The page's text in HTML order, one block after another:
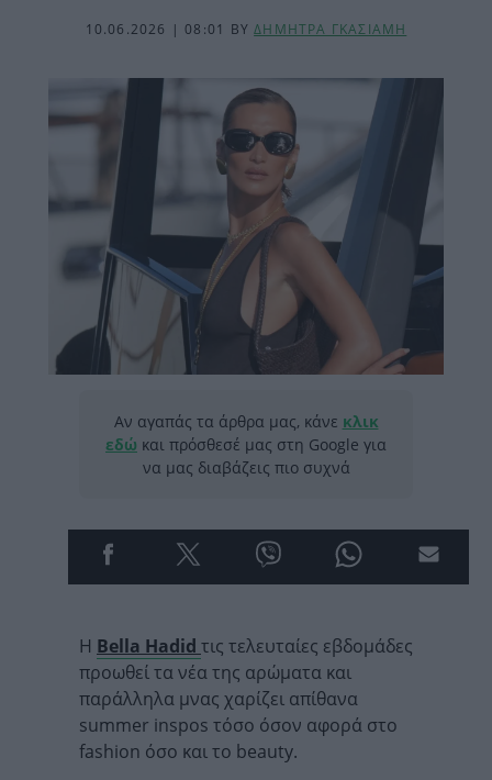
10.06.2026 | 08:01 BYΔΗΜΗΤΡΑ ΓΚΑΣΙΑΜΗ
Αν αγαπάς τα άρθρα μας, κάνε κλικ
εδώ και πρόσθεσέ μας στη Google για
να μας διαβάζεις πιο συχνά
Η Bella Hadid τις τελευταίες εβδομάδες
προωθεί τα νέα της αρώματα και
παράλληλα μνας χαρίζει απίθανα
summer inspos τόσο όσον αφορά στο
fashion όσο και το beauty.